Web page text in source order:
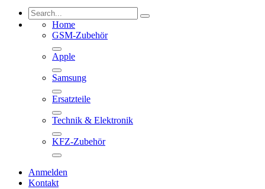
Home
GSM-Zubehör
Apple
Samsung
Ersatzteile
Technik & Elektronik
KFZ-Zubehör
Anmelden
Kontakt